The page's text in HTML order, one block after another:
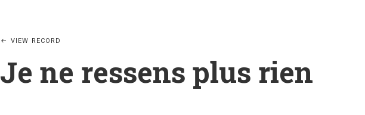
Je ne ressens plus rien
VIEW RECORD